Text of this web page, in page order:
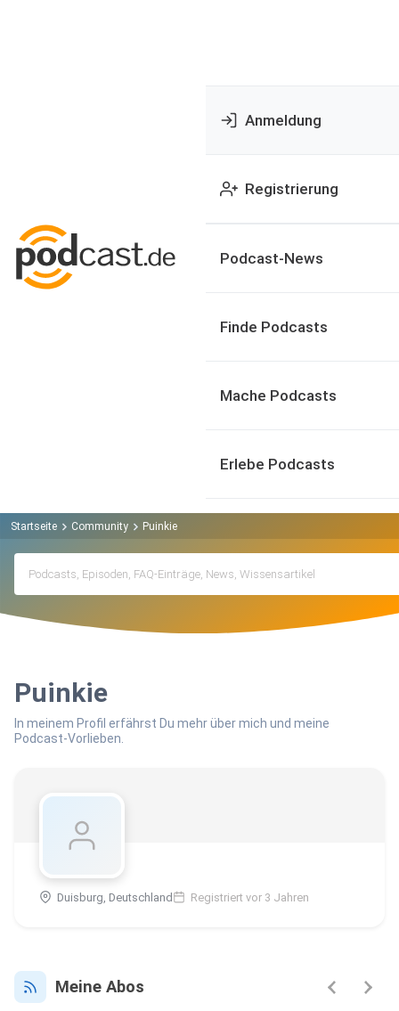
Anmeldung
Registrierung
Podcast-News
Finde Podcasts
Mache Podcasts
Erlebe Podcasts
Startseite Community Puinkie
Puinkie
In meinem Profil erfährst Du mehr über mich und meine
Podcast-Vorlieben.
Duisburg, Deutschland Registriert vor 3 Jahren
Meine Abos